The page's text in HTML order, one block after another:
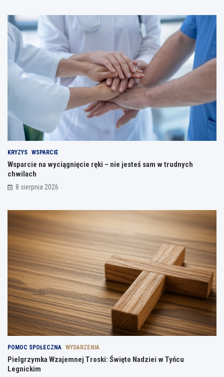
KRYZYS WSPARCIE
Wsparcie na wyciągnięcie ręki – nie jesteś sam w trudnych
chwilach
8 sierpnia 2026
POMOC SPOŁECZNA WYDARZENIA
Pielgrzymka Wzajemnej Troski: Święto Nadziei w Tyńcu
Legnickim